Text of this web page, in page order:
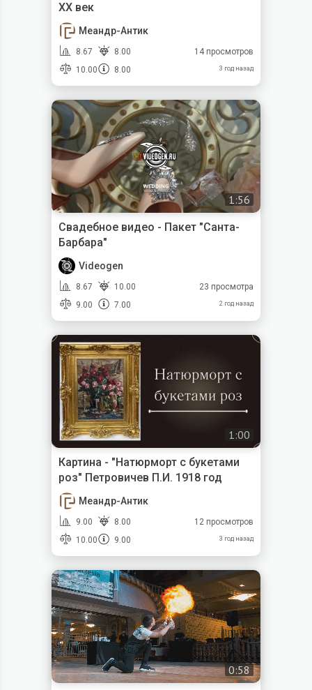
XX век
Меандр-Антик
8.67
8.00
10.00
8.00
14 просмотров
3 год назад
1:56
Свадебное видео - Пакет "Санта-
Барбара"
Videogen
8.67
10.00
9.00
7.00
23 просмотра
2 год назад
1:00
Картина - "Натюрморт с букетами
роз" Петровичев П.И. 1918 год
Меандр-Антик
9.00
8.00
10.00
9.00
12 просмотров
3 год назад
0:58